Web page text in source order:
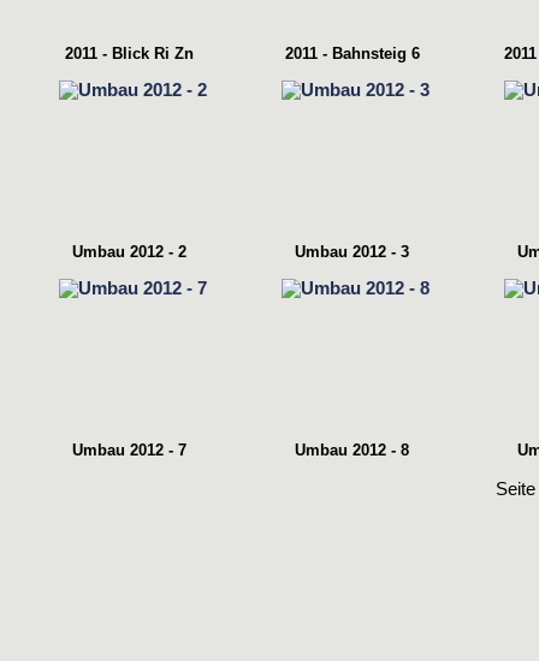
2011 - Blick Ri Zn 2011 - Bahnsteig 6
Umbau 2012 - 2 Umbau 2012 - 3
Umbau 2012 - 7 Umbau 2012 - 8